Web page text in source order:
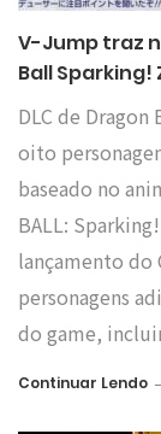
V-Jump traz
Ball Sparking!
DLC de Dragon
oito
baseado no
BALL:
lançamento do
personagens
do game,
Continuar Lendo